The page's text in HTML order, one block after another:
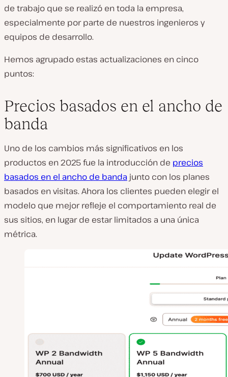
de trabajo que se realizó en toda la empresa,
especialmente por parte de nuestros ingenieros y
equipos de desarrollo.
Hemos agrupado estas actualizaciones en cinco
puntos:
Precios basados en el ancho de
banda
Uno de los cambios más significativos en los
productos en 2025 fue la introducción de precios
basados en el ancho de banda junto con los planes
basados en visitas. Ahora los clientes pueden elegir el
modelo que mejor refleje el comportamiento real de
sus sitios, en lugar de estar limitados a una única
métrica.